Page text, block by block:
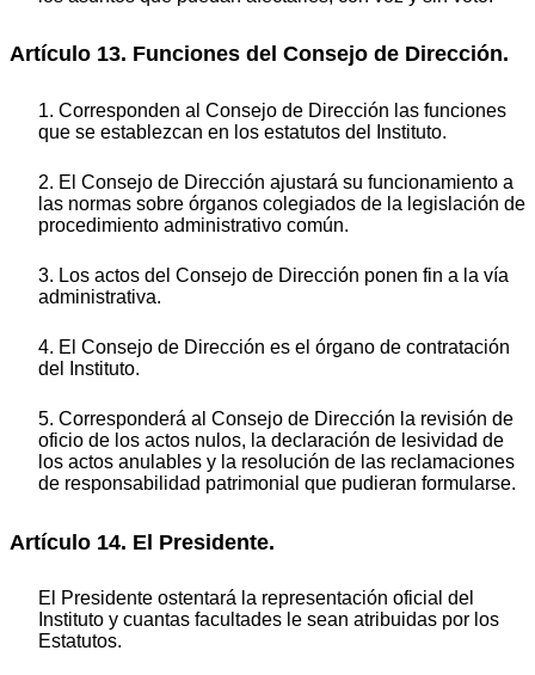
Artículo 13. Funciones del Consejo de Dirección.
1. Corresponden al Consejo de Dirección las funciones
que se establezcan en los estatutos del Instituto.
2. El Consejo de Dirección ajustará su funcionamiento a
las normas sobre órganos colegiados de la legislación de
procedimiento administrativo común.
3. Los actos del Consejo de Dirección ponen fin a la vía
administrativa.
4. El Consejo de Dirección es el órgano de contratación
del Instituto.
5. Corresponderá al Consejo de Dirección la revisión de
oficio de los actos nulos, la declaración de lesividad de
los actos anulables y la resolución de las reclamaciones
de responsabilidad patrimonial que pudieran formularse.
Artículo 14. El Presidente.
El Presidente ostentará la representación oficial del
Instituto y cuantas facultades le sean atribuidas por los
Estatutos.